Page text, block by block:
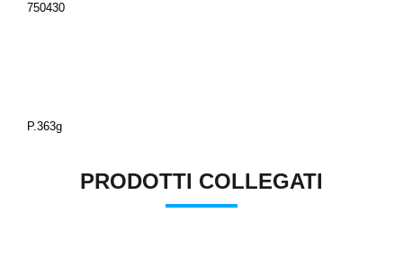
750430
P.363g
PRODOTTI COLLEGATI